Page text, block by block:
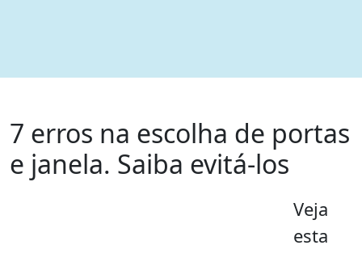
7 erros na escolha de portas
e janela. Saiba evitá-los
Veja
esta